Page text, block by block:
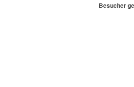
Besucher